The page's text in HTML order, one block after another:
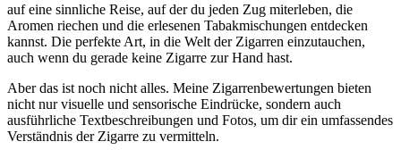
auf eine sinnliche Reise, auf der du jeden Zug miterleben, die
Aromen riechen und die erlesenen Tabakmischungen entdecken
kannst. Die perfekte Art, in die Welt der Zigarren einzutauchen,
auch wenn du gerade keine Zigarre zur Hand hast.
Aber das ist noch nicht alles. Meine Zigarrenbewertungen bieten
nicht nur visuelle und sensorische Eindrücke, sondern auch
ausführliche Textbeschreibungen und Fotos, um dir ein umfassendes
Verständnis der Zigarre zu vermitteln.